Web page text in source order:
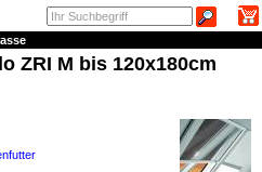
ZRI M bis 120x180cm